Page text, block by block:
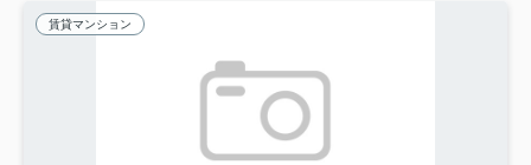
賃貸マンション